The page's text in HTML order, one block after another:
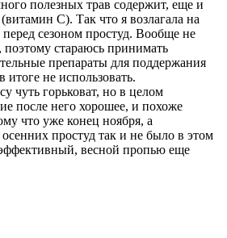
полезных трав содержит, еще и
С). Так что я возлагала на
сезоном простуд. Вообще не
стараюсь принимать
препараты для поддержания
не использовать.
чуть горьковат, но в целом
после него хорошее, и похоже
что уже конец ноября, а
простуд так и не было в этом
весной пропью еще